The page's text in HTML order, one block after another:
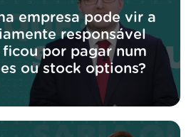
empresa pode vir a
responsável
ficou por pagar num
ou stock options?